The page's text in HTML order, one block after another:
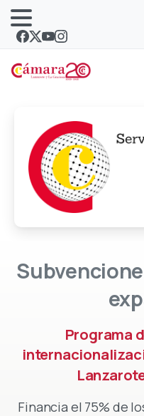
Programa
Financia el 75% de